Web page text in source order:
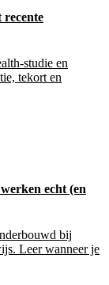
recente
studie en
tekort en
echt (en
bij
Leer wanneer je